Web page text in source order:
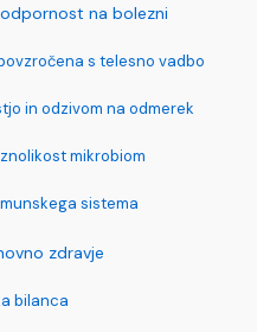
na bolezni
s telesno vadbo
in odzivom na odmerek
mikrobiom
sistema
zdravje
bilanca